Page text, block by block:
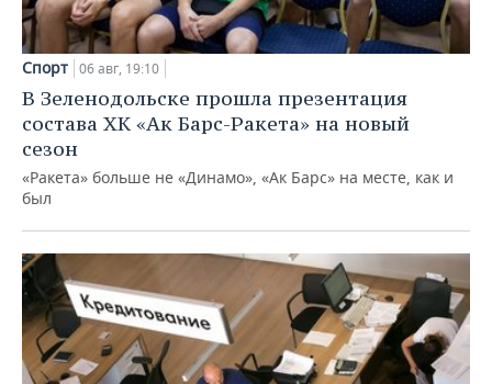
Спорт 06 авг, 19:10
В Зеленодольске прошла презентация
состава ХК «Ак Барс-Ракета» на новый
сезон
«Ракета» больше не «Динамо», «Ак Барс» на месте, как и
был